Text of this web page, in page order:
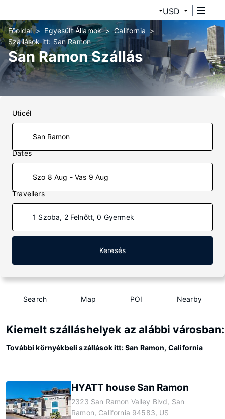
USD
Főoldal Egyesült Államok
California
Szállások itt: San Ramon
San Ramon Szállás
Uticél
Dates
Szo 8 Aug - Vas 9 Aug
Travellers
1 Szoba, 2 Felnőtt, 0 Gyermek
Keresés
Search Map POI Nearby
Kiemelt szálláshelyek az alábbi
További környékbeli szállások itt: San Ramon, California
HYATT house San Ramon
2323 San Ramon Valley Blvd, San
Ramon, California 94583, US